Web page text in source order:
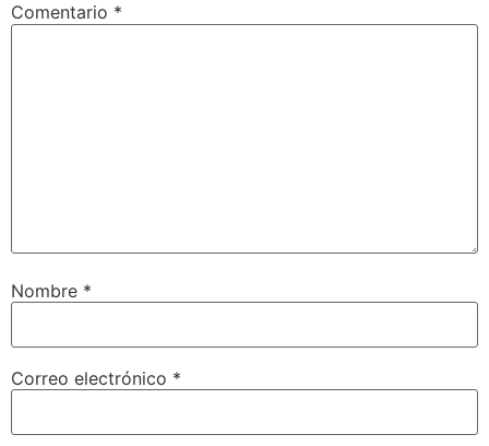
Comentario *
Nombre *
Correo electrónico *